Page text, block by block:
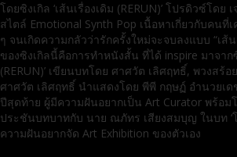
โดยซิงเกิล ‘เส้นเรื่องเดิม (RERUN)’ โปรดิวซ์โดย
สไตล์ Emotional Synth Pop เนื้อหาเกี่ยวกับคนที่
ๆ จนเกิดความกลัวว่ารักครั้งใหม่จะจบลงแบบ “เส้
ของซิงเกิลนี้คือการทำหนังสั้น ที่ได้ inspire มาจากซิ
(RERUN)’ เขียนบทโดย ศาศวัต เลิศฤทธิ์, พวงสร้
ศาศวัต เลิศฤทธิ์ นำแสดงโดย พีพี กฤษฏ์ อำนวยเด
ปีสุดท้าย ผู้มีความฝันอยากเป็น Art Curator พร้อม
ประชันบทบาทกับ นาย ณภัทร เสียงสมบุญ ในบท ‘
ความฝันอยากจัด Art Exhibition ของตัวเอง